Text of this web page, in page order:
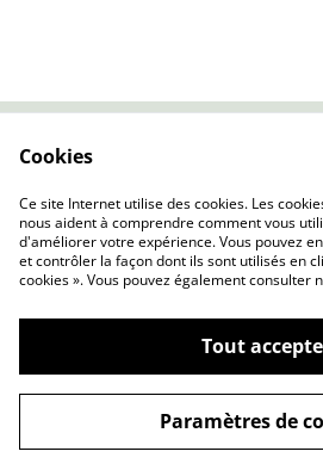
Politique de
confidentialité
©2026Affiche par Nature
Cookies
Ce site Internet utilise des cookies. Les
nous aident à comprendre comment vous
d'améliorer votre expérience. Vous pouvez
et contrôler la façon dont ils sont utilisés en
cookies ». Vous pouvez également consulter
Tout
Paramètres de